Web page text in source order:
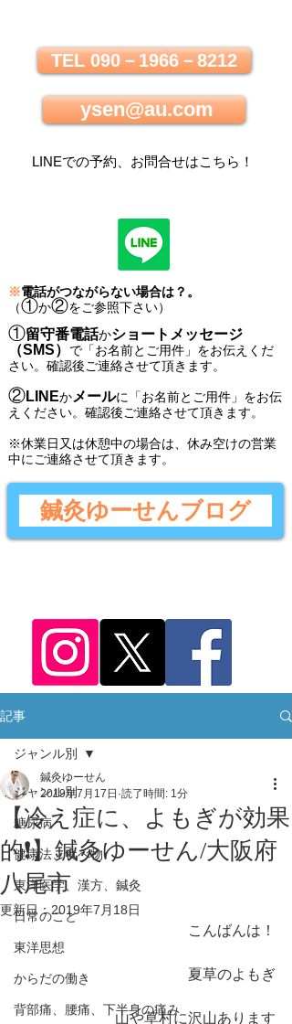
TEL 090－1966－8212
ysen@au.com
LINEでの予約、お問合せはこちら ！
※電話がつながらない場合は？。
（①か②をご参照下さい）
①留守番電話かショートメッセージ
（SMS） で 「お名前とご用件 」 をお伝えくだ
さい。 確認後ご連絡させて頂きます。
②LINEかメールに 「お名前とご用件 」 をお伝
えください。 確認後ご連絡させて頂きます。
​※休業日又は休憩中の場合は、休み空けの営業
中にご連絡させて頂きます。
鍼灸ゆーせんブログ
記事
ジャンル別
糖尿病
健康法、食べ物
東洋医学、漢方、鍼灸
日常のこと
東洋思想
からだの働き
背部痛、腰痛、下半身の痛み
ジャンル別
【冷え症に、よもぎが効果
的❗️】鍼灸ゆーせん/大阪府
八尾市
鍼灸ゆーせん
2019年7月17日 読了時間: 1分
更新日：2019年7月18日
こんばんは！
夏草のよもぎ
山や草村に沢山あります